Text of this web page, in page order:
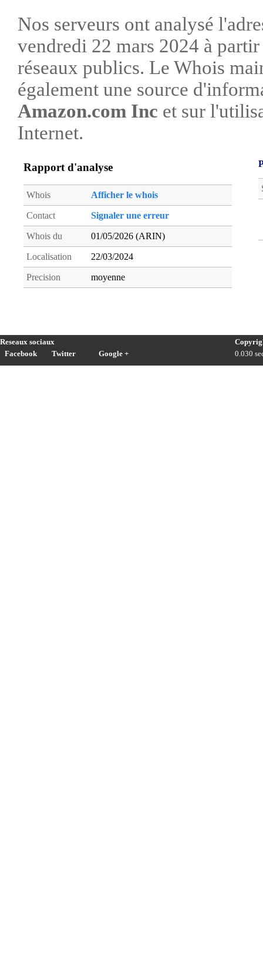
Nos serveurs ont analysé
vendredi 22 mars 2024 à
réseaux publics. Le Whois
également une source
Amazon.com Inc et sur
Internet.
Rapport d'analyse
Whois Afficher le whois
Contact Signaler une erreur
Whois du 01/05/2026 (ARIN)
Localisation 22/03/2024
Precision moyenne
Reseaux sociaux
Facebook
Twitter Google +
0.030